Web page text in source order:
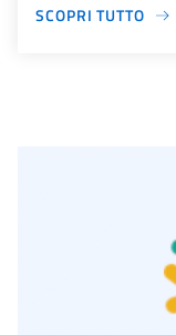
SCOPRI TUTTO